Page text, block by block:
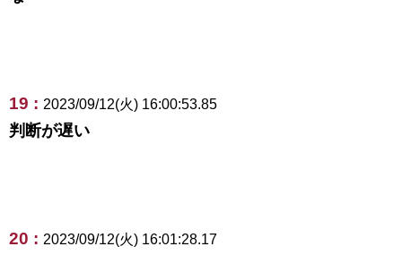
19 : 2023/09/12(火) 16:00:53.85
判断が遅い
20 : 2023/09/12(火) 16:01:28.17